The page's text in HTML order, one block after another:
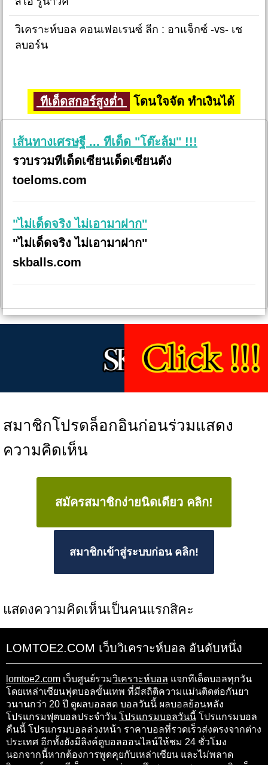
วิเคราะห์บอล คอนเฟอเรนซ์ ลีก : อาแจ็กซ์ -vs- เช
ลบอร์น
ทีเด็ดสกอร์สูงต่ำ โดนใจจัด ทำเงินได้
เส้นทางเศรษฐี ... ทีเด็ด "โต๊ะล้ม" !!!
รวบรวมทีเด็ดเซียนเด็ดเซียนดัง
toeloms.com
"ไม่เด็ดจริง ไม่เอามาฝาก"
"ไม่เด็ดจริง ไม่เอามาฝาก"
skballs.com
สมาชิกโปรดล็อกอินก่อนร่วมแสดง
ความคิดเห็น
สมัครสมาชิกง่ายนิดเดียว คลิก!
สมาชิกเข้าสู่ระบบก่อน คลิก!
แสดงความคิดเห็นเป็นคนแรกสิคะ
LOMTOE2.COM เว็บวิเคราะห์บอล อันดับหนึ่ง
lomtoe2.com เว็บศูนย์รวมวิเคราะห์บอล แจกทีเด็ดบอลทุกวัน
โดยเหล่าเซียนฟุตบอลขั้นเทพ ที่มีสถิติความแม่นติดต่อกันยา
วนานกว่า 20 ปี ดูผลบอลสด บอลวันนี้ ผลบอลย้อนหลัง
โปรแกรมฟุตบอลประจำวัน โปรแกรมบอลวันนี้ โปรแกรมบอล
คืนนี้ โปรแกรมบอลล่วงหน้า ราคาบอลที่รวดเร็วส่งตรงจากต่าง
ประเทศ อีกทั้งยังมีลิงค์ดูบอลออนไลน์ให้ชม 24 ชั่วโมง
นอกจากนี้หากต้องการพูดคุยกับเหล่าเซียน และไม่พลาด